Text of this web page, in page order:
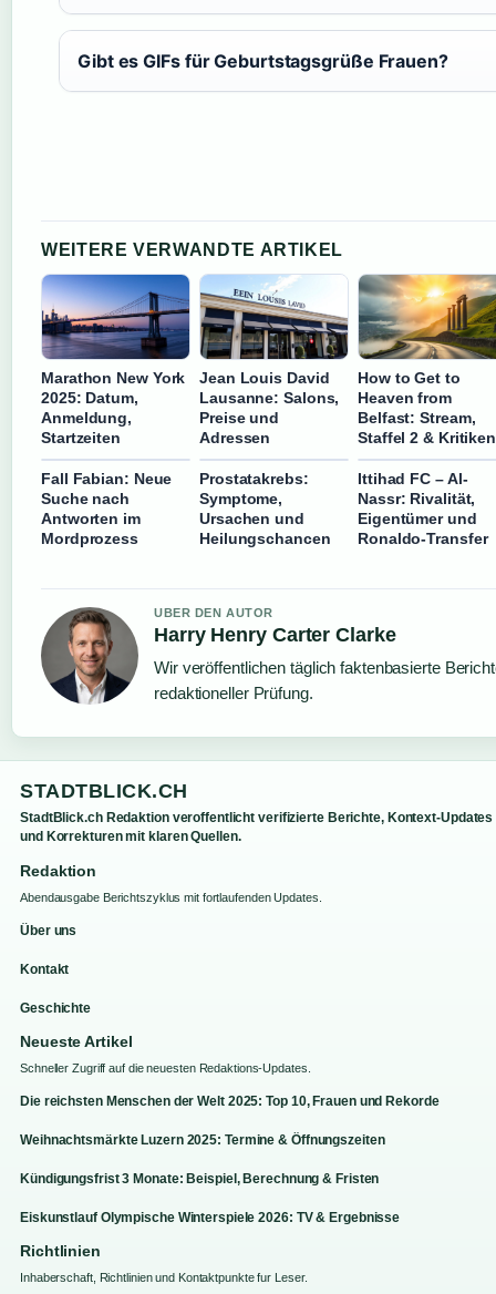
Gibt es GIFs für Geburtstagsgrüße Frauen?
WEITERE VERWANDTE ARTIKEL
Marathon New York
2025: Datum,
Anmeldung,
Startzeiten
Jean Louis David
Lausanne: Salons,
Preise und
Adressen
How to Get to
Heaven from
Belfast: Stream,
Staffel 2 & Kritiken
Fall Fabian: Neue
Suche nach
Antworten im
Mordprozess
Prostatakrebs:
Symptome,
Ursachen und
Heilungschancen
Ittihad FC – Al-
Nassr: Rivalität,
Eigentümer und
Ronaldo-Transfer
UBER DEN AUTOR
Harry Henry Carter Clarke
Wir veröffentlichen täglich faktenbasierte
redaktioneller Prüfung.
STADTBLICK.CH
StadtBlick.ch Redaktion veroffentlicht verifizierte Berichte, Kontext-Updates
und Korrekturen mit klaren Quellen.
Redaktion
Abendausgabe Berichtszyklus mit fortlaufenden Updates.
Über uns
Kontakt
Geschichte
Neueste Artikel
Schneller Zugriff auf die neuesten Redaktions-Updates.
Die reichsten Menschen der Welt 2025: Top 10, Frauen und Rekorde
Weihnachtsmärkte Luzern 2025: Termine & Öffnungszeiten
Kündigungsfrist 3 Monate: Beispiel, Berechnung & Fristen
Eiskunstlauf Olympische Winterspiele 2026: TV & Ergebnisse
Richtlinien
Inhaberschaft, Richtlinien und Kontaktpunkte fur Leser.